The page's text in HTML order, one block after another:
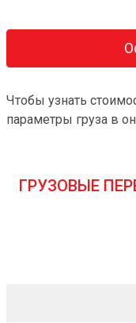
Чтобы узнать
параметры груза в
ГРУЗОВЫЕ